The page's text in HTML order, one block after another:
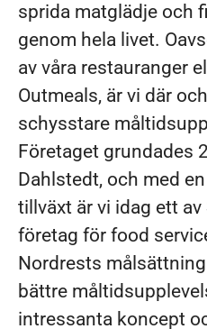
sprida matglädje och
genom hela livet.
av våra restauranger
Outmeals, är vi där
schysstare
Företaget grundades
Dahlstedt, och med
tillväxt är vi idag ett
företag för food
Nordrests
bättre
intressanta koncept